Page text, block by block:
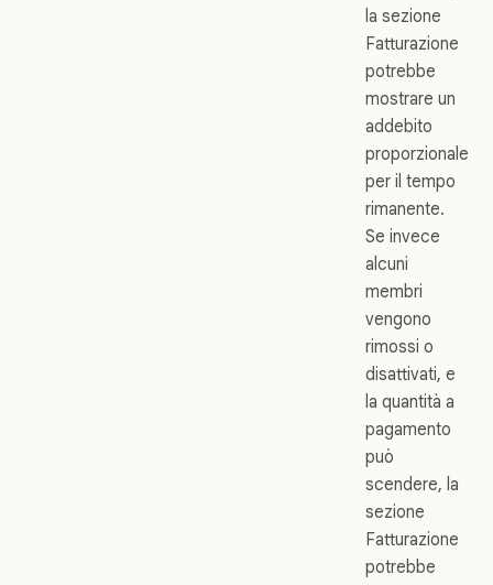
la sezione
Fatturazione
potrebbe
mostrare un
addebito
proporzionale
per il tempo
rimanente.
Se invece
alcuni
membri
vengono
rimossi o
disattivati, e
la quantità a
pagamento
può
scendere, la
sezione
Fatturazione
potrebbe